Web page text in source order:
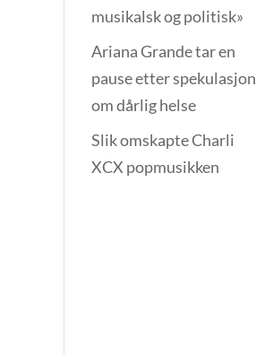
musikalsk og politisk»
Ariana Grande tar en
pause etter spekulasjon
om dårlig helse
Slik omskapte Charli
XCX popmusikken